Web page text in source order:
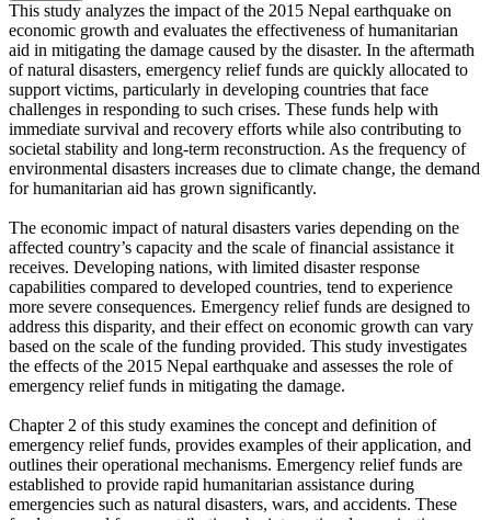
This study analyzes the impact of the 2015 Nepal earthquake on
economic growth and evaluates the effectiveness of humanitarian
aid in mitigating the damage caused by the disaster. In the aftermath
of natural disasters, emergency relief funds are quickly allocated to
support victims, particularly in developing countries that face
challenges in responding to such crises. These funds help with
immediate survival and recovery efforts while also contributing to
societal stability and long-term reconstruction. As the frequency of
environmental disasters increases due to climate change, the demand
for humanitarian aid has grown significantly.
The economic impact of natural disasters varies depending on the
affected country’s capacity and the scale of financial assistance it
receives. Developing nations, with limited disaster response
capabilities compared to developed countries, tend to experience
more severe consequences. Emergency relief funds are designed to
address this disparity, and their effect on economic growth can vary
based on the scale of the funding provided. This study investigates
the effects of the 2015 Nepal earthquake and assesses the role of
emergency relief funds in mitigating the damage.
Chapter 2 of this study examines the concept and definition of
emergency relief funds, provides examples of their application, and
outlines their operational mechanisms. Emergency relief funds are
established to provide rapid humanitarian assistance during
emergencies such as natural disasters, wars, and accidents. These